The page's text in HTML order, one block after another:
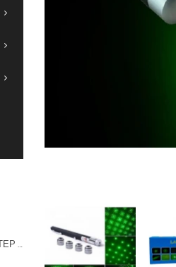
ДЕТСКИ АВТОМАТ-БЛАСТЕР С ГЕЛ ТОПЧЕТА + 20000 ТОПЧЕТА ПОДАРЪК